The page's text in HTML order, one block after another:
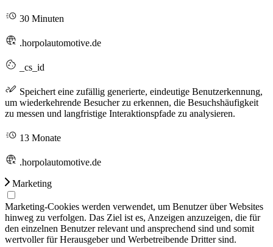
30 Minuten
.horpolautomotive.de
_cs_id
Speichert eine zufällig generierte, eindeutige Benutzerkennung,
um wiederkehrende Besucher zu erkennen, die Besuchshäufigkeit
zu messen und langfristige Interaktionspfade zu analysieren.
13 Monate
.horpolautomotive.de
Marketing
Marketing-Cookies werden verwendet, um Benutzer über Websites
hinweg zu verfolgen. Das Ziel ist es, Anzeigen anzuzeigen, die für
den einzelnen Benutzer relevant und ansprechend sind und somit
wertvoller für Herausgeber und Werbetreibende Dritter sind.